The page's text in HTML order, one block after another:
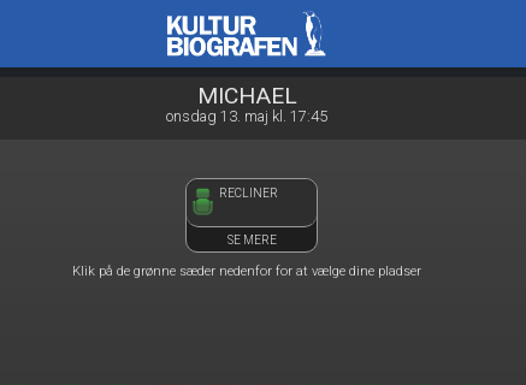
Kulturbiografen
MICHAEL
onsdag 13. maj kl. 17:45
RECLINER
SE MERE
Klik på de grønne sæder nedenfor for at vælge dine pladser
front05-temp 045928